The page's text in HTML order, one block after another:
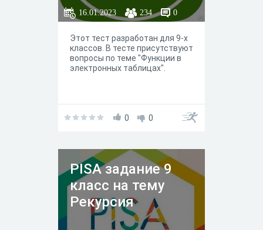
16.01.2023 234 0
Этот тест разработан для 9-х
классов. В тесте присутствуют
вопросы по теме "Функции в
электронных таблицах".
0 0
PISA задание 9
класс на тему
Рекурсия